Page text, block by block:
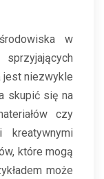
w
jest niezwykle
skupić się na
czy
kreatywnymi
które mogą
może